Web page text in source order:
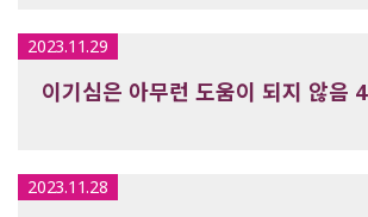
2023.11.29
이기심은 아무런 도움이 되지 않음 4
2023.11.28